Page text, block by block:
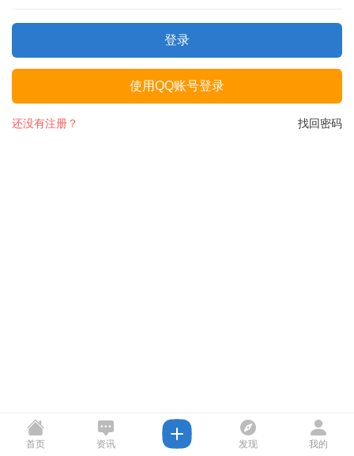
登录
使用QQ账号登录
找回密码
还没有注册？
首页 资讯 发现 我的